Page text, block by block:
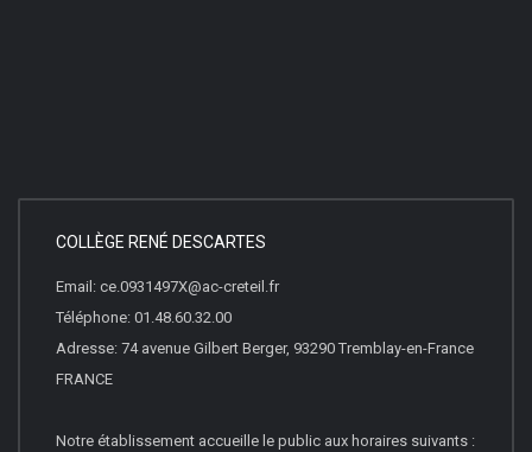
COLLÈGE RENÉ DESCARTES
Email: ce.0931497X@ac-creteil.fr
Téléphone: 01.48.60.32.00
Adresse: 74 avenue Gilbert Berger, 93290 Tremblay-en-France
FRANCE
Notre établissement accueille le public aux horaires suivants :